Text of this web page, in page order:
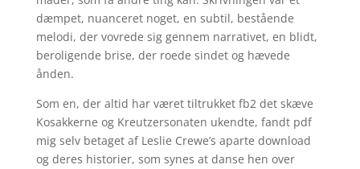
dæmpet, nuanceret noget, en subtil, bestående
melodi, der vovrede sig gennem narrativet, en blidt,
beroligende brise, der roede sindet og hævede
ånden.
Som en, der altid har været tiltrukket fb2 det skæve
Kosakkerne og Kreutzersonaten ukendte, fandt pdf
mig selv betaget af Leslie Crewe’s aparte download
og deres historier, som synes at danse hen over